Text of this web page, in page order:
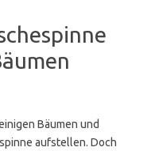
Bäumen und
aufstellen. Doch